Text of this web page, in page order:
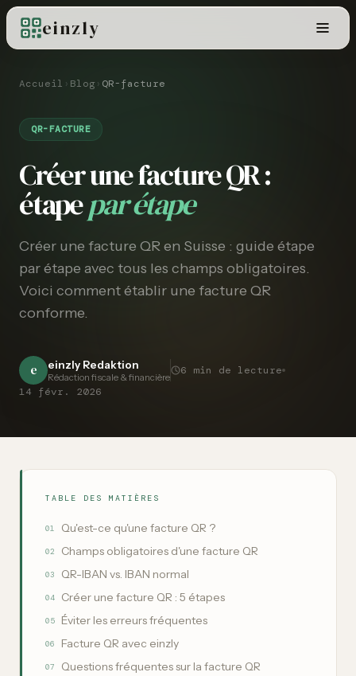
einzly
Accueil › Blog› QR-facture
QR-FACTURE
Créer une facture QR :
étapepar étape
Créer une facture QR en Suisse : guide étape
par étape avec tous les champs obligatoires.
Voici comment établir une facture QR
conforme.
e einzly Redaktion
Rédaction fiscale & financière
6
min de lecture
14 févr. 2026
TABLE DES MATIÈRES
01 Qu'est-ce qu'une facture QR ?
02 Champs obligatoires d'une facture QR
03 QR-IBAN vs. IBAN normal
04 Créer une facture QR : 5 étapes
05 Éviter les erreurs fréquentes
06 Facture QR avec einzly
07 Questions fréquentes sur la facture QR